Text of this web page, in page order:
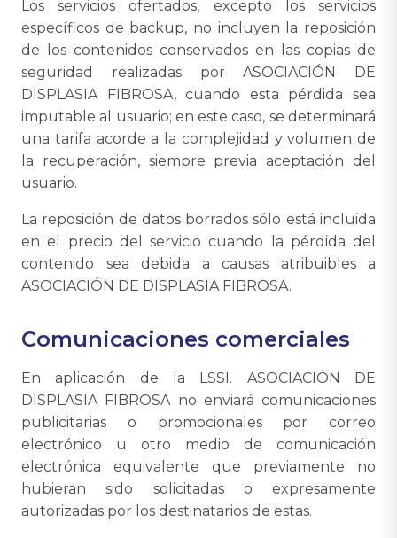
Los servicios ofertados, excepto los servicios
específicos de backup, no incluyen la reposición
de los contenidos conservados en las copias de
seguridad realizadas por ASOCIACIÓN DE
DISPLASIA FIBROSA, cuando esta pérdida sea
imputable al usuario; en este caso, se determinará
una tarifa acorde a la complejidad y volumen de
la recuperación, siempre previa aceptación del
usuario.
La reposición de datos borrados sólo está incluida
en el precio del servicio cuando la pérdida del
contenido sea debida a causas atribuibles a
ASOCIACIÓN DE DISPLASIA FIBROSA.
Comunicaciones comerciales
En aplicación de la LSSI. ASOCIACIÓN DE
DISPLASIA FIBROSA no enviará comunicaciones
publicitarias o promocionales por correo
electrónico u otro medio de comunicación
electrónica equivalente que previamente no
hubieran sido solicitadas o expresamente
autorizadas por los destinatarios de estas.